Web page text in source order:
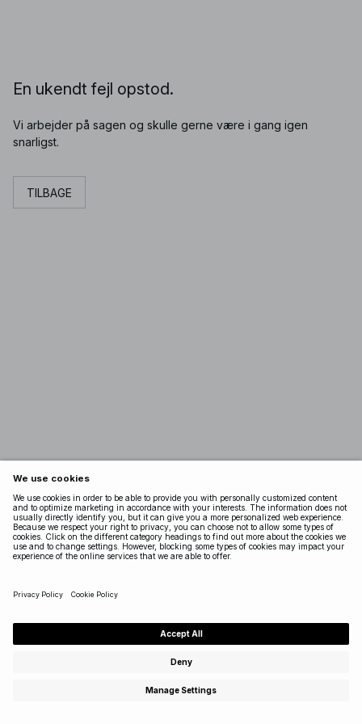
En ukendt fejl opstod.
Vi arbejder på sagen og skulle gerne være i gang igen
snarligst.
TILBAGE